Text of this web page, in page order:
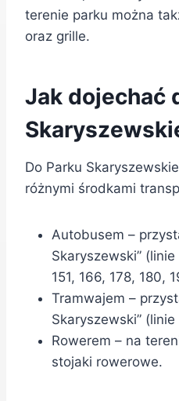
terenie parku można
oraz grille.
Jak dojechać
Do Parku
różnymi środkami
Autobusem –
Skaryszewski” (linie
151, 166, 178, 180,
Tramwajem –
Skaryszewski”
Rowerem – na
stojaki rowerowe.